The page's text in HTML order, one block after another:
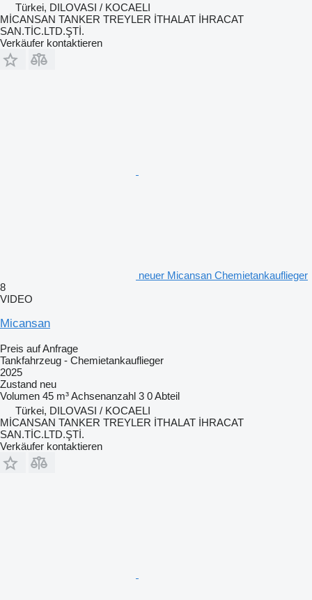
Türkei, DILOVASI / KOCAELI
MİCANSAN TANKER TREYLER İTHALAT İHRACAT
SAN.TİC.LTD.ŞTİ.
Verkäufer kontaktieren
neuer Micansan Chemietankauflieger
8
VIDEO
Micansan
Preis auf Anfrage
Tankfahrzeug - Chemietankauflieger
2025
Zustand neu
Volumen 45 m³Achsenanzahl 3 0 Abteil
Türkei, DILOVASI / KOCAELI
MİCANSAN TANKER TREYLER İTHALAT İHRACAT
SAN.TİC.LTD.ŞTİ.
Verkäufer kontaktieren